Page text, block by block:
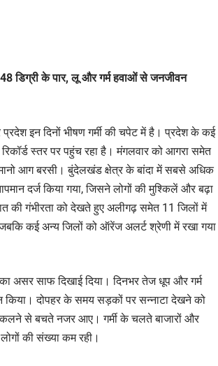
डिग्री के पार, लू और गर्म हवाओं से जनजीवन
इन दिनों भीषण गर्मी की चपेट में है। प्रदेश के कई
रिकॉर्ड स्तर पर पहुंच रहा है। मंगलवार को आगरा समेत
आग बरसी। बुंदेलखंड क्षेत्र के बांदा में सबसे अधिक
दर्ज किया गया, जिसने लोगों की मुश्किलें और बढ़ा
की गंभीरता को देखते हुए अलीगढ़ समेत 11 जिलों में
जबकि कई अन्य जिलों को ऑरेंज अलर्ट श्रेणी में रखा गया
का असर साफ दिखाई दिया। दिनभर तेज धूप और गर्म
किया। दोपहर के समय सड़कों पर सन्नाटा देखने को
से बचते नजर आए। गर्मी के चलते बाजारों और
की संख्या कम रही।